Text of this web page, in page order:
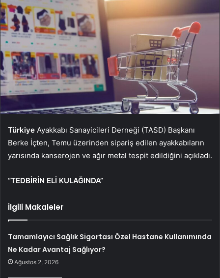
Türkiye Ayakkabı Sanayicileri Derneği (TASD) Başkanı
Berke İçten, Temu üzerinden sipariş edilen ayakkabıların
yarısında kanserojen ve ağır metal tespit edildiğini açıkladı.
“TEDBİRİN ELİ KULAĞINDA”
İlgili Makaleler
Tamamlayıcı Sağlık Sigortası Özel Hastane Kullanımında
Ne Kadar Avantaj Sağlıyor?
Ağustos 2, 2026